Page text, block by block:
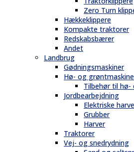
Zero Turn
Hækkeklippere
Kompakte traktorer
Redskabsbærer
Andet
Landbrug
Gødningsmaskiner
Hø- og
Tilbehør til hø-
Jordbearbejdning
Elektriske
Grubber
Harver
Traktorer
Vej- og snedrydning